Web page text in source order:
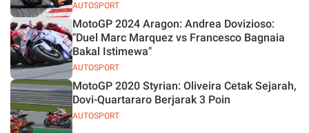
AUTOSPORT
AUTOSPORT
MotoGP 2024 Aragon: Andrea Dovizioso:
"Duel Marc Marquez vs Francesco Bagnaia
Bakal Istimewa"
AUTOSPORT
MotoGP 2020 Styrian: Oliveira Cetak Sejarah,
Dovi-Quartararo Berjarak 3 Poin